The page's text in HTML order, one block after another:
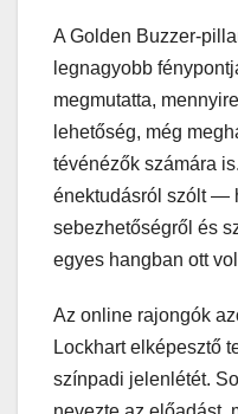
A Golden Buzzer-
legnagyobb
megmutatta,
lehetőség, még
tévénézők számára
énektudásról szólt —
sebezhetőségről és
egyes hangban ott
Az online rajongók
Lockhart elképesztő
színpadi jelenlétét.